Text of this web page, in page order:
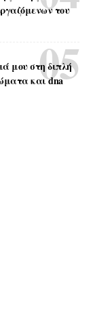
του
μου στη διπλή
και dna